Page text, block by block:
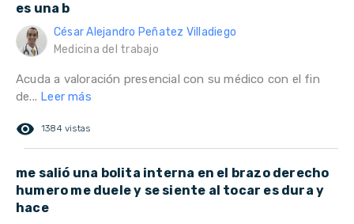
es una b
César Alejandro Peñatez Villadiego
Medicina del trabajo
Acuda a valoración presencial con su médico con el fin
de... Leer más
remove_red_eye 1384 vistas
me salió una bolita interna en el brazo derecho
humero me duele y se siente al tocar es dura y
hace